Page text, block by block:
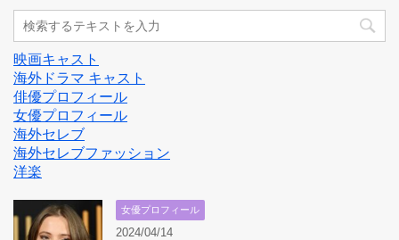
映画キャスト
海外ドラマ キャスト
俳優プロフィール
女優プロフィール
海外セレブ
海外セレブファッション
洋楽
女優プロフィール
2024/04/14